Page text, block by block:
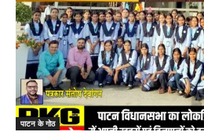
पाटन के गोठ